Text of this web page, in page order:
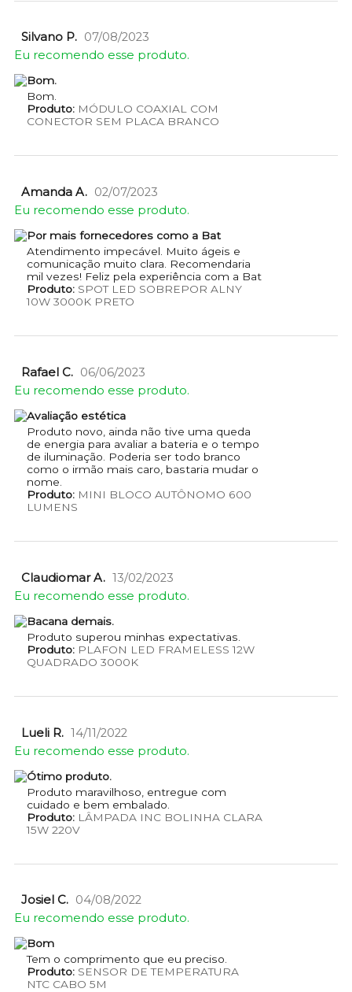
Silvano P. 07/08/2023
Eu recomendo esse produto.
Bom.
Bom.
Produto:MÓDULO COAXIAL COM
CONECTOR SEM PLACA BRANCO
Amanda A. 02/07/2023
Eu recomendo esse produto.
Por mais fornecedores como a Bat
Atendimento impecável. Muito ágeis e
comunicação muito clara. Recomendaria
mil vezes! Feliz pela experiência com a Bat
Produto:SPOT LED SOBREPOR ALNY
10W 3000K PRETO
Rafael C. 06/06/2023
Eu recomendo esse produto.
Avaliação estética
Produto novo, ainda não tive uma queda
de energia para avaliar a bateria e o tempo
de iluminação. Poderia ser todo branco
como o irmão mais caro, bastaria mudar o
nome.
Produto:MINI BLOCO AUTÔNOMO 600
LUMENS
Claudiomar A. 13/02/2023
Eu recomendo esse produto.
Bacana demais.
Produto superou minhas expectativas.
Produto:PLAFON LED FRAMELESS 12W
QUADRADO 3000K
Lueli R. 14/11/2022
Eu recomendo esse produto.
Ótimo produto.
Produto maravilhoso, entregue com
cuidado e bem embalado.
Produto:LÂMPADA INC BOLINHA CLARA
15W 220V
Josiel C. 04/08/2022
Eu recomendo esse produto.
Bom
Tem o comprimento que eu preciso.
Produto:SENSOR DE TEMPERATURA
NTC CABO 5M